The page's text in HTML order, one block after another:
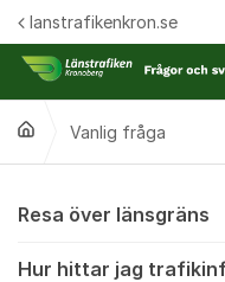
Hoppa till innehåll
lanstrafikenkron.se
Vanlig fråga
Vanlig
Resa över länsgräns
Hur hittar jag